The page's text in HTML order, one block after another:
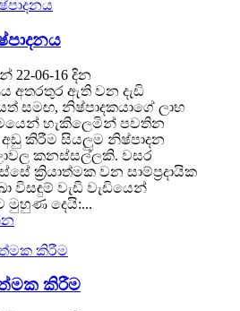
22-06-16 දින
අතරතුර ඇති වන දැඩි
සමඟ, නිෂ්පාදකයාගේ ලාභ
හැකිලෙමින් පවතින
අඩු කිරීම සියලුම නිෂ්පාදන
කනස්සල්ලකි. වසර
ක්‍රියාත්මක වන සාම්ප්‍රදායික
විසඳුම් වැඩි වැඩියෙන්
මුහුණ දෙයි:...
කිරීම